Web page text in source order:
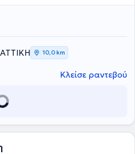
και Αποκατάστασης του
αντιμετώπιση ασθενών
παθήσεις.Ο ιατρός παρέχει μια
του
μέσα,αναγεννητική
στο πελματογράφημα-
του παρέχεται
10,0 km
Κλείσε ραντεβού